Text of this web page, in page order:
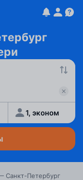
1, эконом
Санкт-Петербург